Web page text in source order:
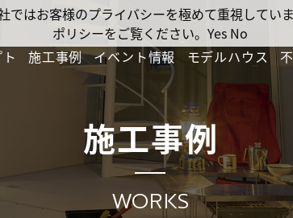
施工事例 イベント情報 モデルハウス
施工事例
WORKS
はお客様のプライバシーを極めて重視して
ポリシーをご覧ください。 Yes No